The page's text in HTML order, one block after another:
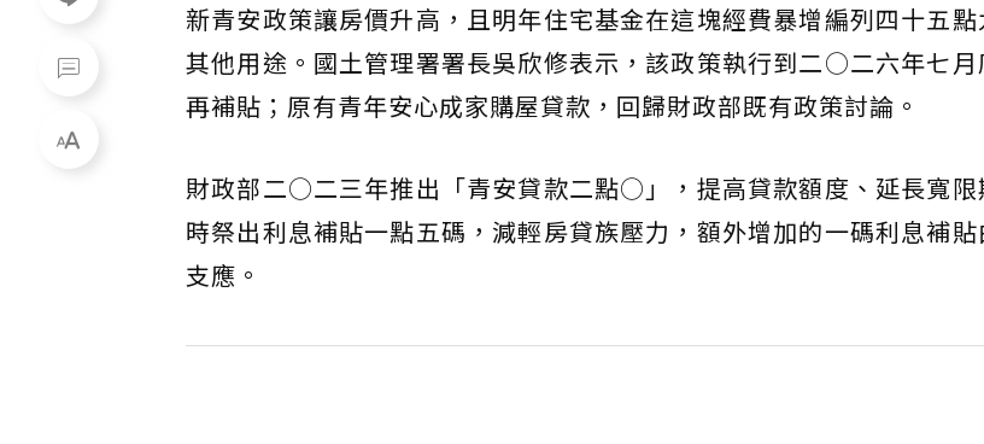
新青安政策讓房價升高，且明年住宅基金在這塊經費暴增編列四十五
其他用途。國土管理署署長吳欣修表示，該政策執行到二○二六年七
再補貼；原有青年安心成家購屋貸款，回歸財政部既有政策討論。
財政部二○二三年推出「青安貸款二點○」，提高貸款額度、延長寬限
時祭出利息補貼一點五碼，減輕房貸族壓力，額外增加的一碼利息補
支應。